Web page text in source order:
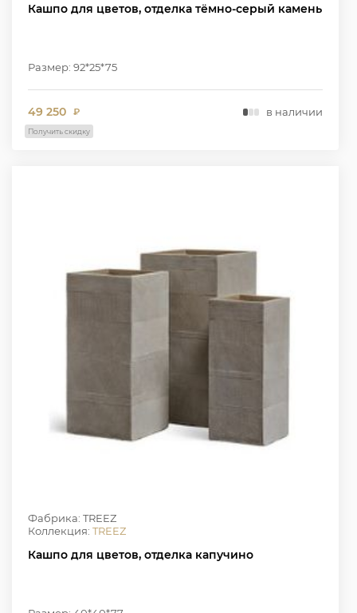
Кашпо для цветов, отделка тёмно-серый камень
Размер: 92*25*75
49 250 ₽ в наличии
Получить скидку
Фабрика: TREEZ
Коллекция: TREEZ
Кашпо для цветов, отделка капучино